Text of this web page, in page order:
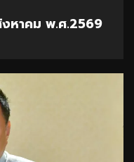
หาคม พ.ศ.2569